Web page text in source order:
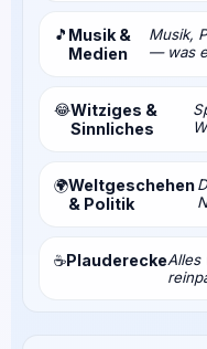
🎵 Musik &
Medien
Musik,
— was
😂Witziges &
Sinnliches
🌍Weltgeschehen
& Politik
☕PlaudereckeAlles